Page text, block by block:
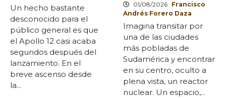
Un hecho bastante
desconocido para el
público general es que
el Apollo 12 casi acaba
segundos después del
lanzamiento. En el
breve ascenso desde
la...
01/08/2026 Francisco
Andrés Forero Daza
Imagina transitar por
una de las ciudades
más pobladas de
Sudamérica y encontrar
en su centro, oculto a
plena vista, un reactor
nuclear. Un espacio,...